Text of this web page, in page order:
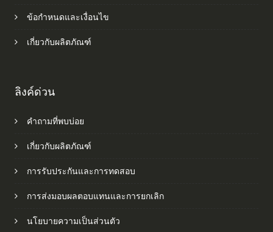
ข้อกำหนดและเงื่อนไข
เกี่ยวกับผลิตภัณฑ์
ลิงค์ด่วน
คำถามที่พบบ่อย
เกี่ยวกับผลิตภัณฑ์
การรับประกันและการทดสอบ
การส่งมอบผลตอบแทนและการยกเลิก
นโยบายความเป็นส่วนตัว